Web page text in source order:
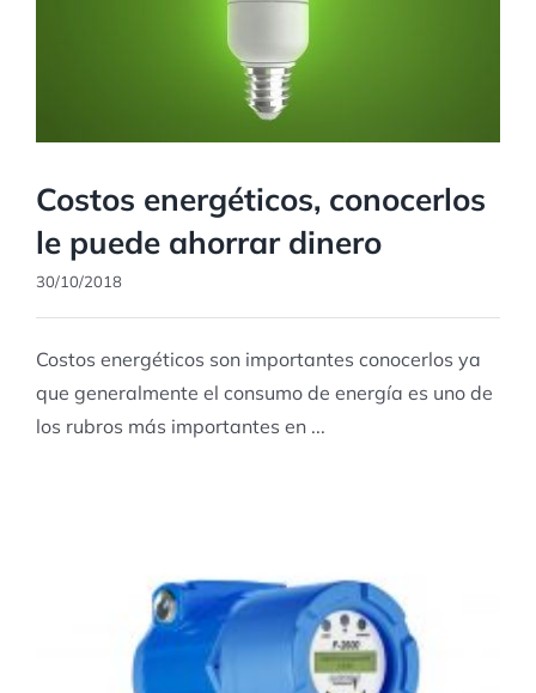
Costos energéticos, conocerlos
le puede ahorrar dinero
30/10/2018
Costos energéticos son importantes conocerlos ya
que generalmente el consumo de energía es uno de
los rubros más importantes en ...